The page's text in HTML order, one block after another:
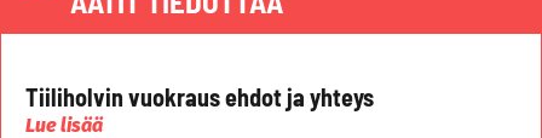
Tiiliholvin vuokraus ehdot ja yhteys
Lue lisää